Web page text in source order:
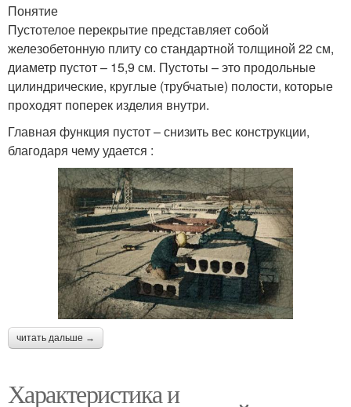
Понятие
Пустотелое перекрытие представляет собой
железобетонную плиту со стандартной толщиной 22 см,
диаметр пустот – 15,9 см. Пустоты – это продольные
цилиндрические, круглые (трубчатые) полости, которые
проходят поперек изделия внутри.
Главная функция пустот – снизить вес конструкции,
благодаря чему удается :
читать дальше →
Характеристика и